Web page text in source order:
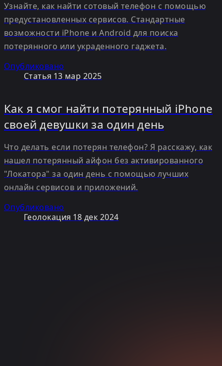
Узнайте, как найти сотовый телефон с помощью
предустановленных сервисов. Стандартные
возможности iPhone и Android для поиска
потерянного или украденного гаджета.
Опубликовано
Статья13 мар 2025
Как я смог найти потерянный iPhone
своей девушки за один день
Что делать если потерян телефон? Я расскажу, как
нашел потерянный айфон без активированного
"Локатора" за один день с помощью лучших
онлайн сервисов и приложений.
Опубликовано
Геолокация18 дек 2024